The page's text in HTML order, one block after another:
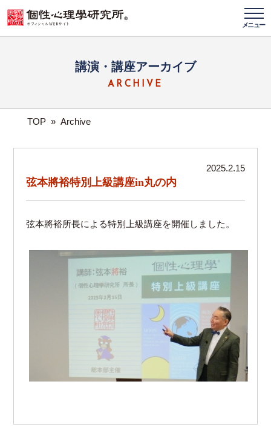
メニュー
講演・講座アーカイブ
ARCHIVE
TOP » Archive
2025.2.15
弦本將裕特別上級講座in丸の内
弦本將裕所長による特別上級講座を開催しました。